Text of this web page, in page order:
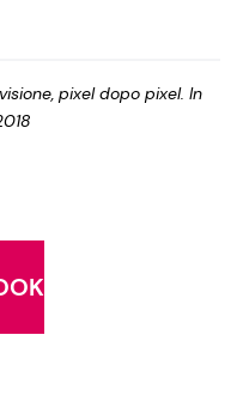
pixel dopo pixel. In